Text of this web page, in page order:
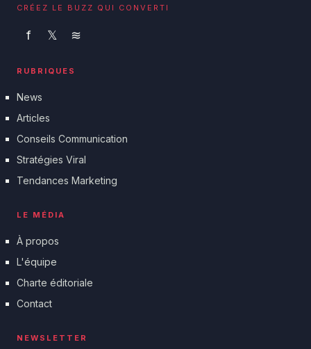
CRÉEZ LE BUZZ QUI CONVERTI
f 𝕏 ≋
RUBRIQUES
News
Articles
Conseils Communication
Stratégies Viral
Tendances Marketing
LE MÉDIA
À propos
L'équipe
Charte éditoriale
Contact
NEWSLETTER